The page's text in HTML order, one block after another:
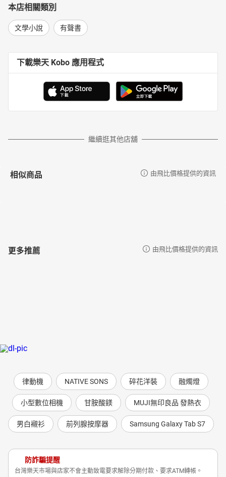
本店相關類別
文學小說 有聲書
下載樂天 Kobo 應用程式
繼續逛其他店舖
相似商品 由飛比價格提供的資訊
更多推薦 由飛比價格提供的資訊
律動機 NATIVE SONS 碎花洋裝 融燭燈
小型數位相機 甘胺酸鎂 MUJI無印良品 發熱衣
男白襯衫 前列腺按摩器 Samsung Galaxy Tab S7
防詐騙提醒
台灣樂天市場與店家不會主動致電要求解除分期付款、要求ATM轉帳。